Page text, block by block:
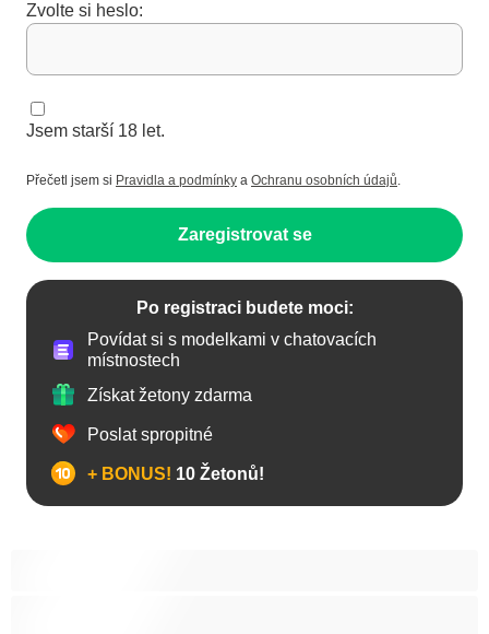
Zvolte si heslo:
Jsem starší 18 let.
Přečetl jsem si Pravidla a podmínky a Ochranu osobních údajů.
Zaregistrovat se
Po registraci budete moci:
Povídat si s modelkami v chatovacích
místnostech
Získat žetony zdarma
Poslat spropitné
+ BONUS! 10 Žetonů!